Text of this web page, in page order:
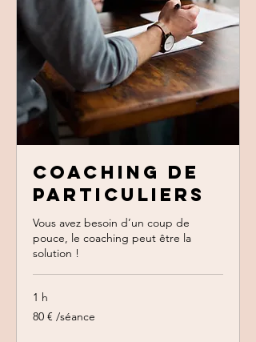
Coaching de
particuliers
Vous avez besoin d’un coup de
pouce, le coaching peut être la
solution !
1 h
80
€
80 € /séance